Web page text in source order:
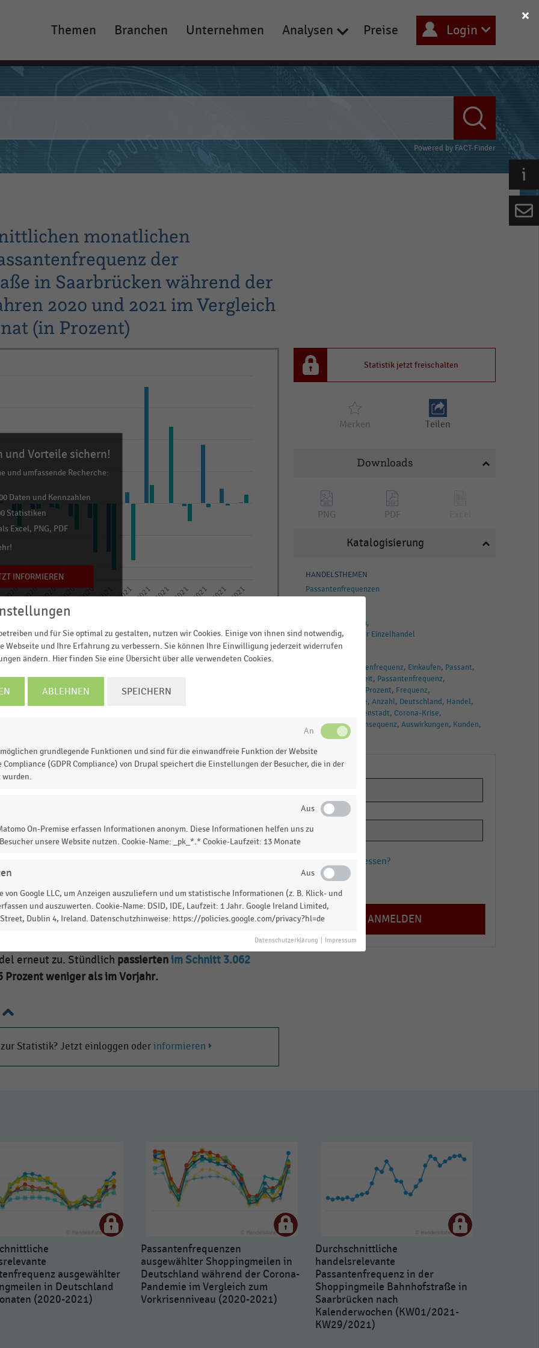
Main
navigation
Themen Branchen Unternehmen Analysen Preise Login
Powered by FACT-Finder
monatlichen
der
in Saarbrücken während der
2020 und 2021 im Vergleich
(in Prozent)
Monat
Vormonat Veränderung ggü. dem Vorjahresmonat
09/202010/202011/202012/202001/202102/202103/202104/202105/202106/202107/202108/2021
© Handelsdaten 2026
und Vorteile sichern!
und umfassende Recherche:
Daten und Kennzahlen
Statistiken
Excel, PNG, PDF
INFORMIEREN
monatlichen einzelhandelsrelevanten
in Saarbrücken während der Corona-Pandemie in
bzw. Vorjahresmonat (in Prozent). Der ausgewertete
Zeitraum die durchschnittlichen Passantenzahlen
an Werktagen von montags bis samstags,
von 10 bis 20 Uhr, exklusive Feiertagen und inklusive
Mai 2020
nach dem ersten Lockdown der Corona-Pandemie
zum gleichen Zeitpunkt die meisten Geschäfte noch
Waren mit Terminbuchung erlaubt war. Im Juni
dem Vormonat nach dem Beschluss von Lockerungen
erneut zu. Stündlich passiertenim Schnitt 3.062
Prozent weniger als im Vorjahr.
Statistik? Jetzt einloggen oder informieren
Statistik jetzt freischalten
Merken Teilen
Downloads
PNG PDF
Katalogisierung
HANDELSTHEMEN
Passantenfrequenzen
Einkaufsverhalten
Deutschsprachiger Einzelhandel
Kundenfrequenz Einkaufen Passant
Einkaufsmöglichkeit Passantenfrequenz
Prozent Frequenz
Veränderungsrate Anzahl Deutschland
Handel
Innenstadt Corona-Krise
Kauffrequenz
Konsequenz Auswirkungen Kunden
Coronavirus
Passwort vergessen?
Registrieren
ausgewählter
in Deutschland
(2020-2021)
Passantenfrequenzen
ausgewählter Shoppingmeilen in
Deutschland während der Corona-
Pandemie im Vergleich zum
Vorkrisenniveau (2020-2021)
Durchschnittliche
handelsrelevante
Passantenfrequenz in der
Shoppingmeile Bahnhofstraße in
Saarbrücken nach
Kalenderwochen (KW01/2021-
KW29/2021)
und für Sie optimal zu gestalten, nutzen wir Cookies. Einige von ihnen sind notwendig,
Webseite und Ihre Erfahrung zu verbessern. Sie können Ihre Einwilligung jederzeit widerrufen
ändern. Hier finden Sie eine Übersicht über alle verwendeten Cookies.
ABLEHNEN SPEICHERN
grundlegende Funktionen und sind für die einwandfreie Funktion der Website
(GDPR Compliance) von Drupal speichert die Einstellungen der Besucher, die in der
wurden.
On-Premise erfassen Informationen anonym. Diese Informationen helfen uns zu
unsere Website nutzen. Cookie-Name: _pk_*.* Cookie-Laufzeit: 13 Monate
von Google LLC, um Anzeigen auszuliefern und um statistische Informationen (z. B. Klick- und
und auszuwerten. Cookie-Name: DSID, IDE, Laufzeit: 1 Jahr. Google Ireland Limited,
Street, Dublin 4, Ireland. Datenschutzhinweise: https://policies.google.com/privacy?hl=de
Datenschutzerklärung Impressum